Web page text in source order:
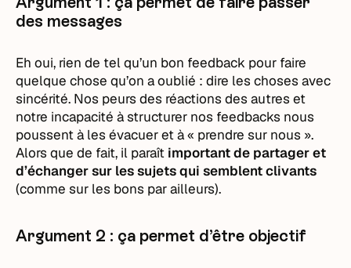
des messages
Eh oui, rien de tel qu’un bon feedback pour faire
quelque chose qu’on a oublié : dire les choses avec
sincérité. Nos peurs des réactions des autres et
notre incapacité à structurer nos feedbacks nous
poussent à les évacuer et à « prendre sur nous ».
Alors que de fait, il paraît important de partager et
d’échanger sur les sujets qui semblent clivants
(comme sur les bons par ailleurs).
Argument 2 : ça permet d’être objectif